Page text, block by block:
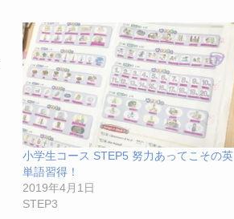
小学生コース STEP5 努力あってこその英
単語習得！
2019年4月1日
STEP3